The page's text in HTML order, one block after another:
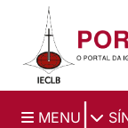
Ir para o conteúdo
MENU